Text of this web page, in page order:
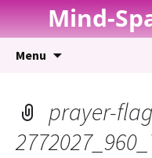
Mind-
Menu
prayer-